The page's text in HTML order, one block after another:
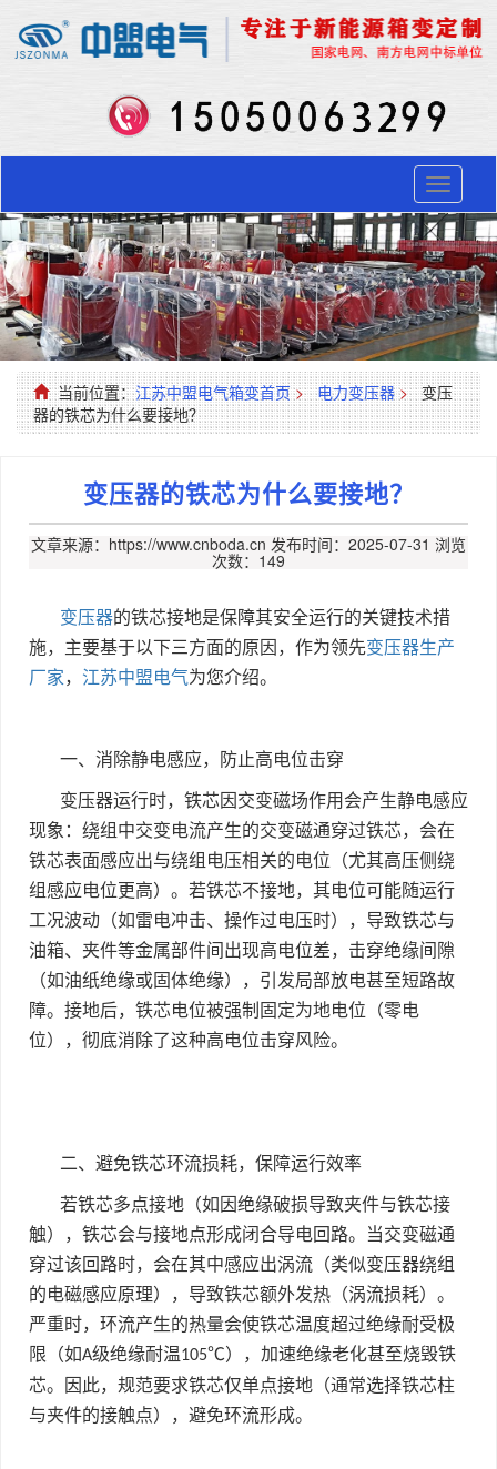
Toggle
当前位置：江苏中盟电气箱变首页 > 电力变压器 > 变压
器的铁芯为什么要接地？
变压器的铁芯为什么要接地？
文章来源：https://www.cnboda.cn 发布时间：2025-07-31 浏览
次数：149
变压器的铁芯接地是保障其安全运行的关键技术措
施，主要基于以下三方面的原因，作为领先变压器生产
厂家， 江苏中盟电气为您介绍。
一、消除静电感应，防止高电位击穿
变压器运行时，铁芯因交变磁场作用会产生静电感应
现象：绕组中交变电流产生的交变磁通穿过铁芯，会在
铁芯表面感应出与绕组电压相关的电位（尤其高压侧绕
组感应电位更高）。若铁芯不接地，其电位可能随运行
工况波动（如雷电冲击、操作过电压时），导致铁芯与
油箱、夹件等金属部件间出现高电位差，击穿绝缘间隙
（如油纸绝缘或固体绝缘），引发局部放电甚至短路故
障。接地后，铁芯电位被强制固定为地电位（零电
位），彻底消除了这种高电位击穿风险。
二、避免铁芯环流损耗，保障运行效率
若铁芯多点接地（如因绝缘破损导致夹件与铁芯接
触），铁芯会与接地点形成闭合导电回路。当交变磁通
穿过该回路时，会在其中感应出涡流（类似变压器绕组
的电磁感应原理），导致铁芯额外发热（涡流损耗）。
严重时，环流产生的热量会使铁芯温度超过绝缘耐受极
限（如A级绝缘耐温105℃），加速绝缘老化甚至烧毁铁
芯。因此，规范要求铁芯仅单点接地（通常选择铁芯柱
与夹件的接触点），避免环流形成。